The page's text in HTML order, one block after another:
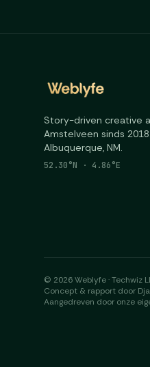
Story-driven creative
Amstelveen sinds
Albuquerque, NM.
52.30°N · 4.86°E
© 2026Weblyfe · Techwiz
Concept & rapport door
Aangedreven door onze